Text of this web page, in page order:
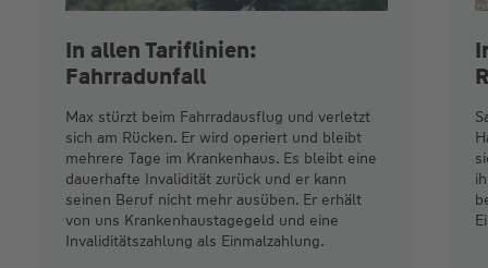
In allen Tariflinien:
Fahrradunfall
Max stürzt beim Fahrradausflug und verletzt
sich am Rücken. Er wird operiert und bleibt
mehrere Tage im Krankenhaus. Es bleibt eine
dauerhafte Invalidität zurück und er kann
seinen Beruf nicht mehr ausüben. Er erhält
von uns Krankenhaustagegeld und eine
Invaliditätszahlung als Einmalzahlung.